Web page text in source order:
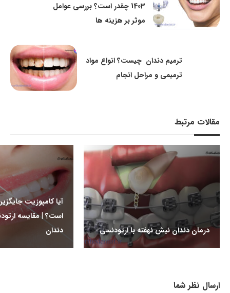
1403 چقدر است؟ بررسی عوامل
موثر بر هزینه ها
ترمیم دندان چیست؟ انواع مواد
ترمیمی و مراحل انجام
مقالات مرتبط
درمان دندان نیش نهفته با ارتودنسی
آیا کامپوزیت
است؟ | مقایسه
دندان
ارسال نظر شما